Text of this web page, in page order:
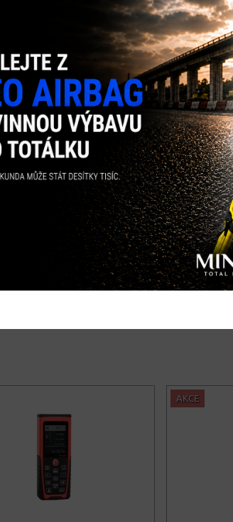
a maximální délky
věty
AKCE